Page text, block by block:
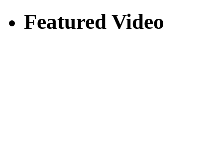
Featured Video